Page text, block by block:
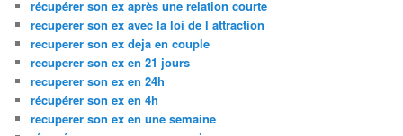
récupérer son ex après une relation courte
recuperer son ex avec la loi de l attraction
recuperer son ex deja en couple
recuperer son ex en 21 jours
recuperer son ex en 24h
récupérer son ex en 4h
recuperer son ex en une semaine